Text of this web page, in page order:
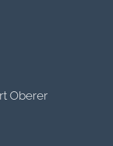
Oberer